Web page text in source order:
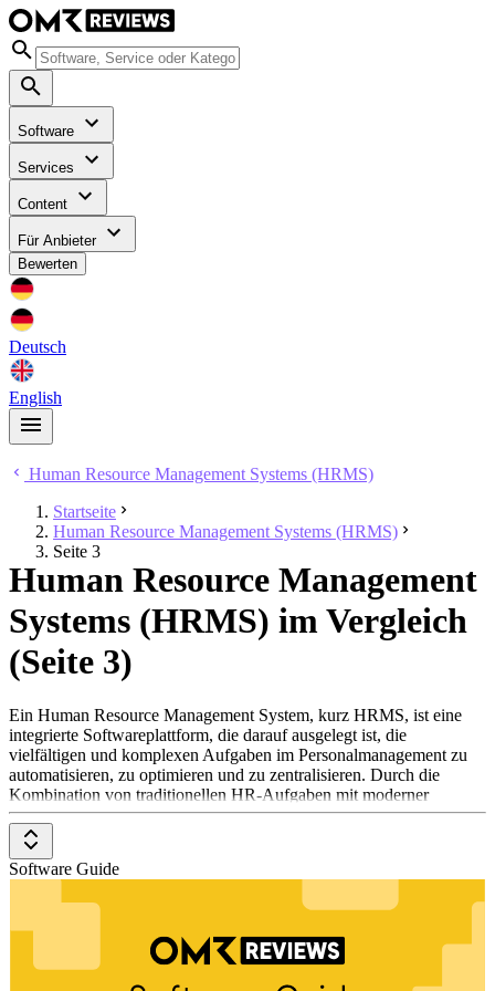
Software
Services
Content
Für Anbieter
Bewerten
Deutsch
English
Human Resource Management Systems (HRMS)
Startseite
Human Resource Management Systems (HRMS)
Seite 3
Human Resource Management
Systems (HRMS) im Vergleich
(Seite 3)
Ein Human Resource Management System, kurz HRMS, ist eine
integrierte Softwareplattform, die darauf ausgelegt ist, die
vielfältigen und komplexen Aufgaben im Personalmanagement zu
automatisieren, zu optimieren und zu zentralisieren. Durch die
Kombination von traditionellen HR-Aufgaben mit moderner
Informationstechnologie ermöglicht ein HRMS die Steigerung
sowohl der Effizienz als auch der Effektivität von
Personalabteilungen.
verbreitet. Großunternehmen nutzen sie, um die komplexen
Anforderungen der Personalverwaltung für eine große Belegschaft
zu bewältigen. Mittelständische Unternehmen setzen HRMS
ebenfalls ein, um Effizienz zu steigern und wettbewerbsfähig zu
Software Guide